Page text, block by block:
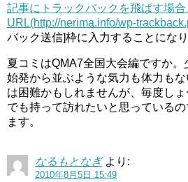
記事にトラックバックを飛ばす場
URL(http://nerima.info/wp-
バック送信]枠に入力することになり
夏コミはQMA7全国大会編ですか。
始発から並ぶような気力も体力も
は困難かもしれませんが、毎度し
でも持って訪れたいと思っている
ます。
なるもとなぎ より:
2010年8月5日 15:49